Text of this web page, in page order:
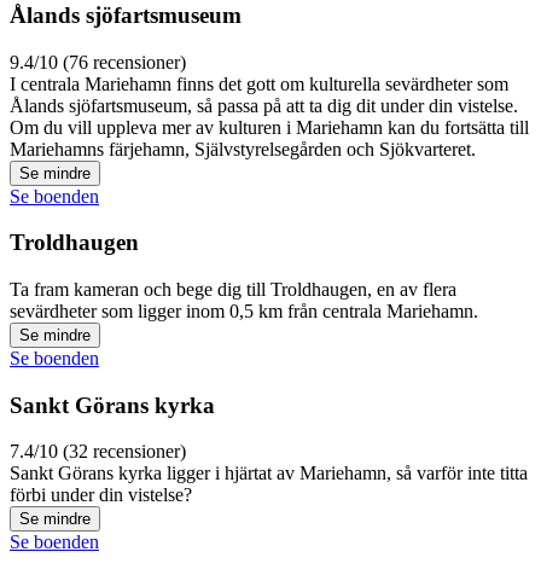
Ålands sjöfartsmuseum
9.4/10 (76 recensioner)
I centrala Mariehamn finns det gott om kulturella sevärdheter som
Ålands sjöfartsmuseum, så passa på att ta dig dit under din vistelse.
Om du vill uppleva mer av kulturen i Mariehamn kan du fortsätta till
Mariehamns färjehamn, Självstyrelsegården och Sjökvarteret.
Se mindre
Se boenden
Troldhaugen
Ta fram kameran och bege dig till Troldhaugen, en av flera
sevärdheter som ligger inom 0,5 km från centrala Mariehamn.
Se mindre
Se boenden
Sankt Görans kyrka
7.4/10 (32 recensioner)
Sankt Görans kyrka ligger i hjärtat av Mariehamn, så varför inte titta
förbi under din vistelse?
Se mindre
Se boenden